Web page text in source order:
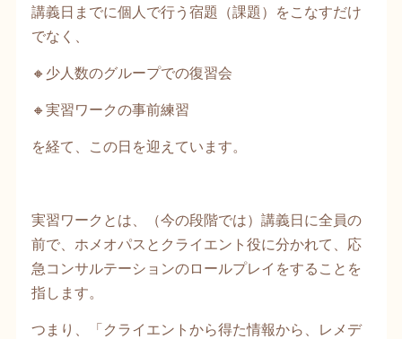
講義日までに個人で行う宿題（課題）をこなすだけ
でなく、
🔸少人数のグループでの復習会
🔸実習ワークの事前練習
を経て、この日を迎えています。
実習ワークとは、（今の段階では）講義日に全員の
前で、ホメオパスとクライエント役に分かれて、応
急コンサルテーションのロールプレイをすることを
指します。
つまり、「クライエントから得た情報から、レメデ